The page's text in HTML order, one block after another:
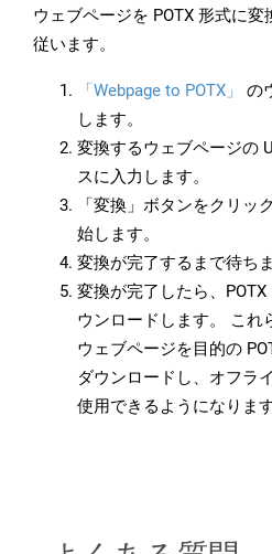
ウェブページを POTX 形式に
従います。
「Webpage to POTX」
の
します。
変換するウェブページの
スに入力します。
「変換」ボタンをクリッ
始します。
変換が完了するまで待ちま
変換が完了したら、
ウンロードします。 これ
ウェブページを目的の
ダウンロードし、オフラ
使用できるようになります